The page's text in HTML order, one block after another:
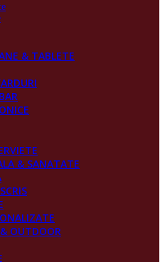
& TABLETE
& SANATATE
OUTDOOR